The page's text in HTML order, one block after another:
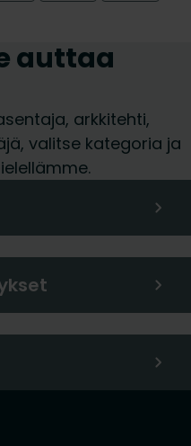
auttaa
arkkitehti,
valitse kategoria ja